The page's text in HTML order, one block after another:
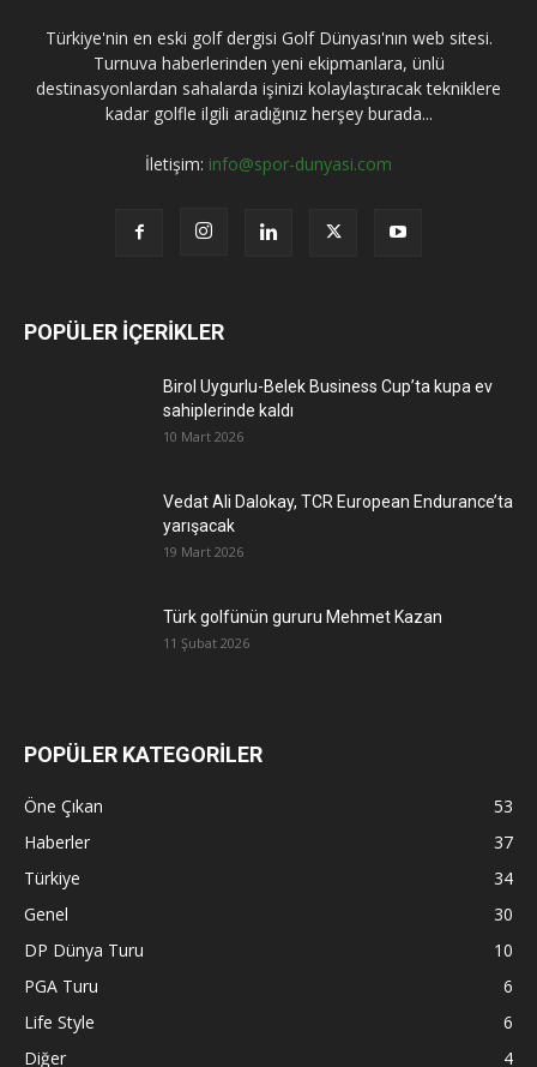
Türkiye'nin en eski golf dergisi Golf Dünyası'nın web sitesi.
Turnuva haberlerinden yeni ekipmanlara, ünlü
destinasyonlardan sahalarda işinizi kolaylaştıracak tekniklere
kadar golfle ilgili aradığınız herşey burada...
İletişim: info@spor-dunyasi.com
POPÜLER İÇERİKLER
Birol Uygurlu-Belek Business Cup’ta kupa ev
sahiplerinde kaldı
10 Mart 2026
Vedat Ali Dalokay, TCR European Endurance’ta
yarışacak
19 Mart 2026
Türk golfünün gururu Mehmet Kazan
11 Şubat 2026
POPÜLER KATEGORİLER
Öne Çıkan
53
Haberler
37
Türkiye
34
Genel
30
DP Dünya Turu
10
PGA Turu
6
Life Style
6
Diğer
4